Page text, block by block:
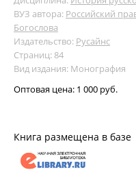
ВУЗ автора: Российский
Богослова
Издательство: Русайнс
Страниц: 84
Вид издания: Монография
Оптовая цена: 1 000 руб.
Книга размещена в базе